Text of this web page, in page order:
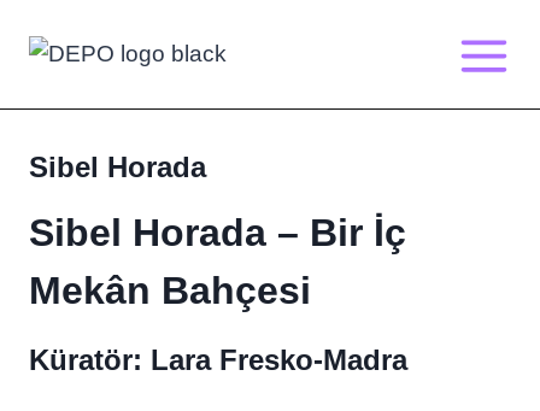
Sibel Horada
Sibel Horada – Bir İç
Mekân Bahçesi
Küratör: Lara Fresko-Madra